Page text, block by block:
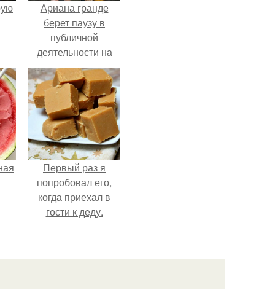
Ариана гранде
берет паузу в
публичной
деятельности на
фоне слухов о
своем здоровье.
Первый раз я
попробовал его,
когда приехал в
гости к деду.